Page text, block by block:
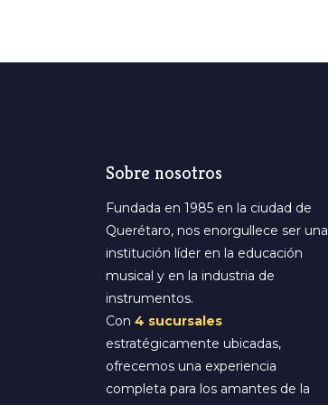
Sobre nosotros
Fundada en 1985 en la ciudad de
Querétaro, nos enorgullece ser una
institución líder en la educación
musical y en la industria de
instrumentos.
Con 4 sucursales
estratégicamente ubicadas,
ofrecemos una experiencia
completa para los amantes de la